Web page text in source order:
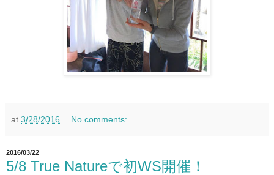
at 3/28/2016 No comments:
2016/03/22
5/8 True Natureで初WS開催！